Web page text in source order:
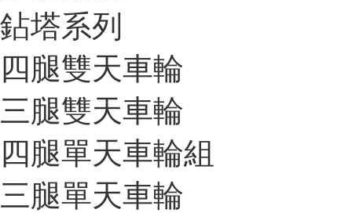
鉆塔系列
四腿雙天車輪
三腿雙天車輪
四腿單天車輪組
三腿單天車輪